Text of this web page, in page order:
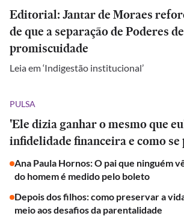
Editorial: Jantar de Moraes
de que a separação de Poderes
promiscuidade
Leia em ‘Indigestão institucional’
PULSA
'Ele dizia ganhar o mesmo que
infidelidade financeira e como
Ana Paula Hornos: O pai que ninguém
do homem é medido pelo boleto
Depois dos filhos: como preservar a
meio aos desafios da parentalidade